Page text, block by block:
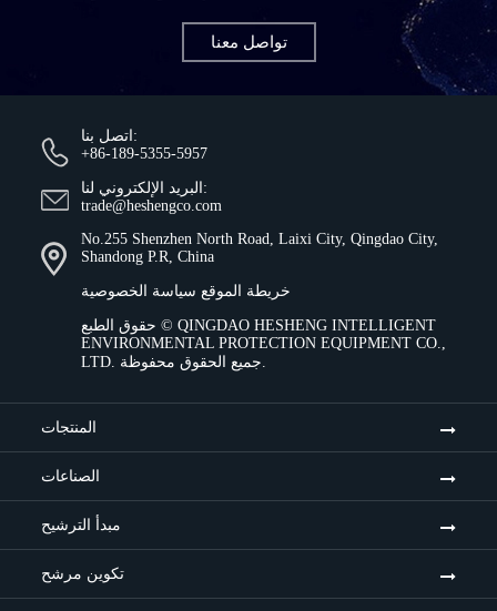
تواصل معنا
اتصل بنا:
+86-189-5355-5957
البريد الإلكتروني لنا:
trade@heshengco.com
No.255 Shenzhen North Road, Laixi City, Qingdao City,
Shandong P.R, China
خريطة الموقع سياسة الخصوصية
حقوق الطبع © QINGDAO HESHENG INTELLIGENT
ENVIRONMENTAL PROTECTION EQUIPMENT CO.,
LTD.
المنتجات
الصناعات
مبدأ الترشيح
تكوين مرشح